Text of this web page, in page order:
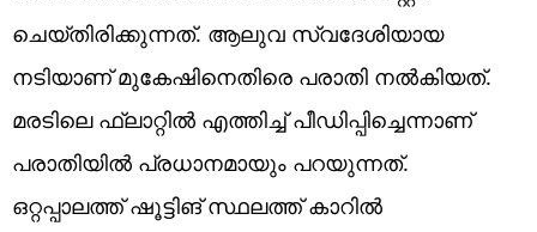
ചെയ്തിരിക്കുന്നത്. ആലുവ സ്വദേശിയായ
നടിയാണ് മുകേഷിനെതിരെ പരാതി നൽകിയത്.
മരടിലെ ഫ്ലാറ്റില്‍ എത്തിച്ച് പീഡിപ്പിച്ചെന്നാണ്
പരാതിയില്‍ പ്രധാനമായും പറയുന്നത്.
ഒറ്റപ്പാലത്ത് ഷൂട്ടിങ് സ്ഥലത്ത് കാറിൽ